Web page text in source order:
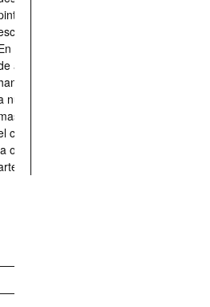
definitiva,
aquellos
situado
nuestras
en
centro de
obra de